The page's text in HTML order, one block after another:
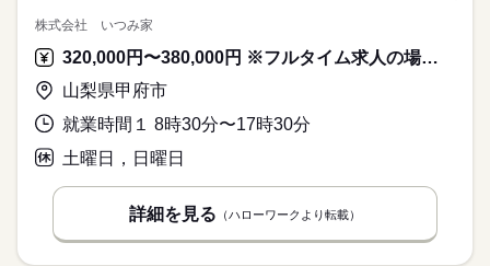
株式会社 いつみ家
320,000円〜380,000円 ※フルタイム求人の場合は月額（換算額）、パート求人の場合は時間額を表示しています。
山梨県甲府市
就業時間１ 8時30分〜17時30分
土曜日，日曜日
詳細を見る （ハローワークより転載）